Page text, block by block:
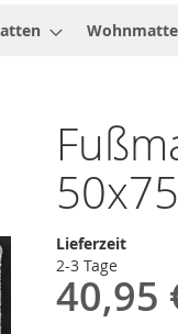
Lieferzeit
2-3 Tage
40,95